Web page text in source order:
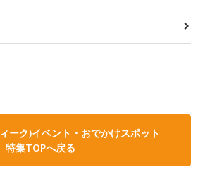
ーク)イベント・おでかけスポット
特集TOPへ戻る